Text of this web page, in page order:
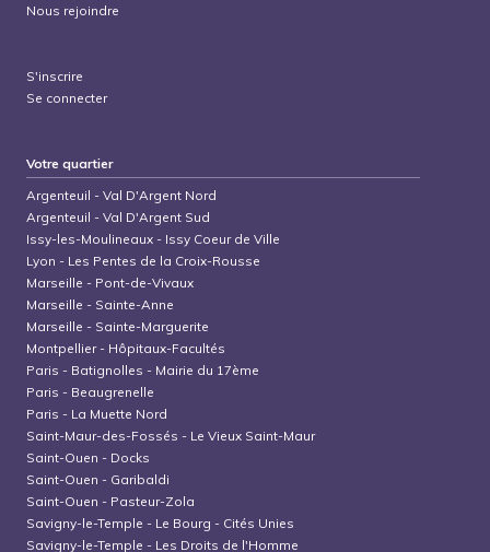
Nous rejoindre
S'inscrire
Se connecter
Votre quartier
Argenteuil -Val D'Argent Nord
Argenteuil -Val D'Argent Sud
Issy-les-Moulineaux - Issy Coeur de Ville
Lyon - Les Pentes de la Croix-Rousse
Marseille - Pont-de-Vivaux
Marseille - Sainte-Anne
Marseille - Sainte-Marguerite
Montpellier- Hôpitaux-Facultés
Paris - Batignolles - Mairie du 17ème
Paris - Beaugrenelle
Paris - La Muette Nord
Saint-Maur-des-Fossés - Le Vieux Saint-Maur
Saint-Ouen - Docks
Saint-Ouen - Garibaldi
Saint-Ouen - Pasteur-Zola
Savigny-le-Temple - Le Bourg - Cités Unies
Savigny-le-Temple - Les Droits de l'Homme